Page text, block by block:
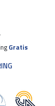
Gratis